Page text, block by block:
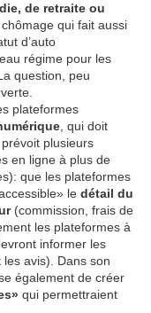
de retraite ou
chômage qui fait aussi
d’auto
régime pour les
question, peu
plateformes
, qui doit
plusieurs
en ligne à plus de
que les plateformes
le détail du
(commission, frais de
les plateformes à
informer les
avis). Dans son
également de créer
qui permettraient